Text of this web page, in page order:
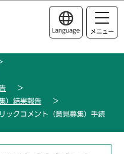
文へ移動
Language メニュー
）結果報告
ックコメント（意見募集）手続